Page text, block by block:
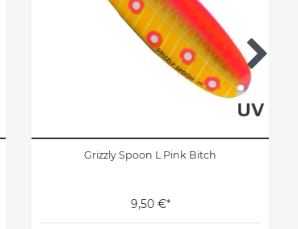
Grizzly Spoon L Pink Bitch
9,50 €*